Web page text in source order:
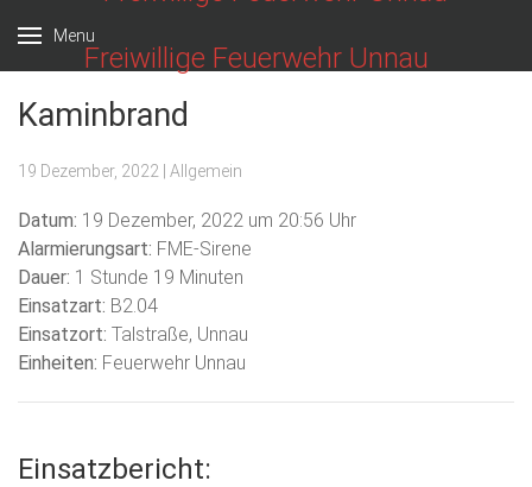
Menu
Freiwillige Feuerwehr Unnau
Kaminbrand
19 Dezember, 2022 | Allgemein
Datum: 19 Dezember, 2022 um 20:56 Uhr
Alarmierungsart: FME-Sirene
Dauer: 1 Stunde 19 Minuten
Einsatzart: B2.04
Einsatzort: Talstraße, Unnau
Einheiten: Feuerwehr Unnau
Einsatzbericht: